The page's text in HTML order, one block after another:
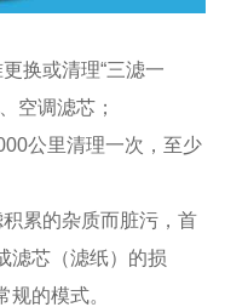
换或清理“三滤一
空调滤芯；
公里清理一次，至少
累的杂质而脏污，首
滤芯（滤纸）的损
的模式。